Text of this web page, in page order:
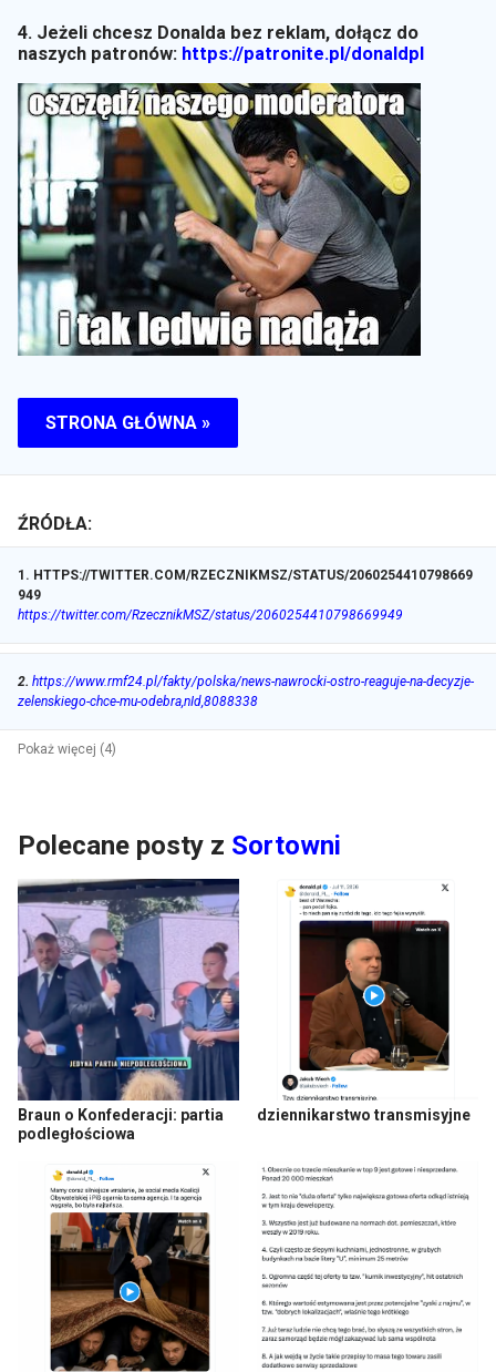
4. Jeżeli chcesz Donalda bez reklam, dołącz do
naszych patronów: https://patronite.pl/donaldpl
STRONA GŁÓWNA »
ŹRÓDŁA:
1 . HTTPS://TWITTER.COM/RZECZNIKMSZ/STATUS/2060254410798669
949
https://twitter.com/RzecznikMSZ/status/2060254410798669949
2. https://www.rmf24.pl/fakty/polska/news-nawrocki-ostro-reaguje-na-decyzje-
zelenskiego-chce-mu-odebra,nId,8088338
Pokaż więcej (4)
Polecane posty z Sortowni
Braun o Konfederacji: partia
podległościowa
dziennikarstwo transmisyjne